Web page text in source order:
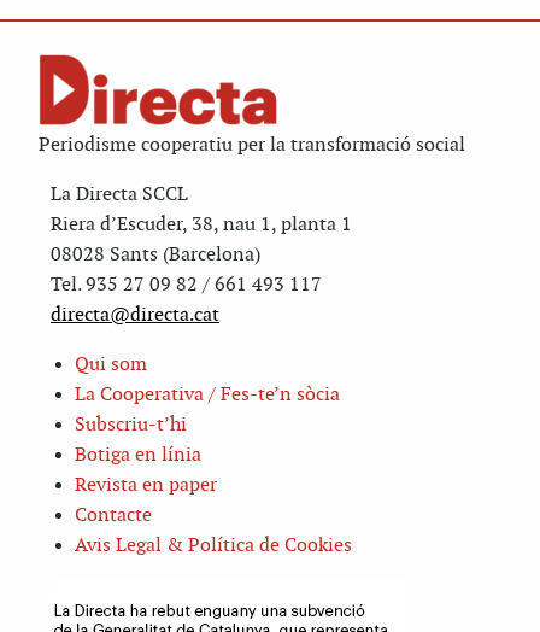
Periodisme cooperatiu per la transformació social
La Directa SCCL
Riera d’Escuder, 38, nau 1, planta 1
08028 Sants (Barcelona)
Tel. 935 27 09 82 / 661 493 117
directa@directa.cat
Qui som
La Cooperativa / Fes-te’n sòcia
Subscriu-t’hi
Botiga en línia
Revista en paper
Contacte
Avis Legal & Política de Cookies